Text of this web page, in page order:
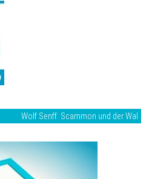
Wolf Senff: Scammon und der Wal